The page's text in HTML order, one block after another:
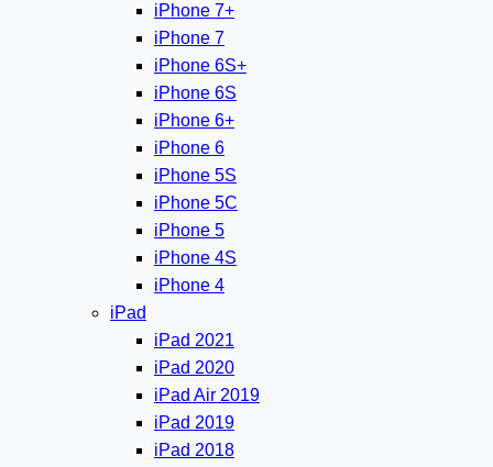
iPhone 7+
iPhone 7
iPhone 6S+
iPhone 6S
iPhone 6+
iPhone 6
iPhone 5S
iPhone 5C
iPhone 5
iPhone 4S
iPhone 4
iPad
iPad 2021
iPad 2020
iPad Air 2019
iPad 2019
iPad 2018